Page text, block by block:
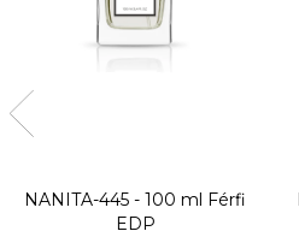
NANITA-445 - 100 ml
Férfi
EDP